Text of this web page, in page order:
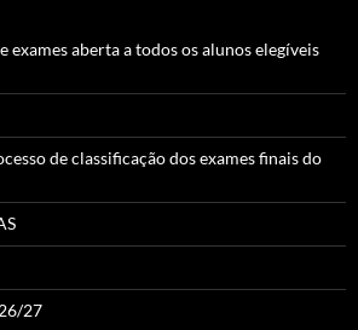
exames aberta a todos os alunos elegíveis
de classificação dos exames finais do
27